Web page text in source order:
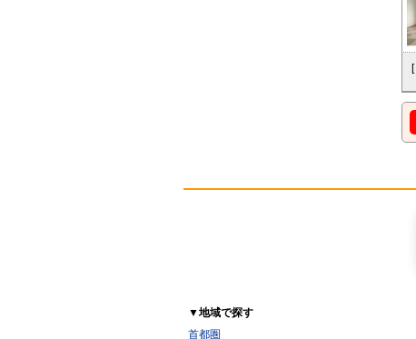
[
▼地域で探す
首都圏